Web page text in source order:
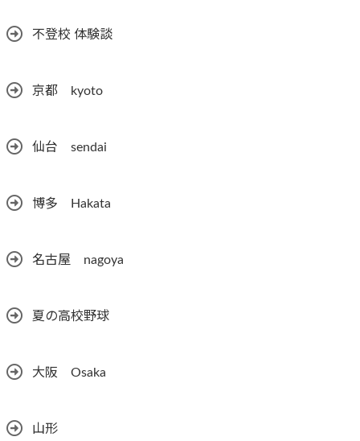
不登校 体験談
京都 kyoto
仙台 sendai
博多 Hakata
名古屋 nagoya
夏の高校野球
大阪 Osaka
山形